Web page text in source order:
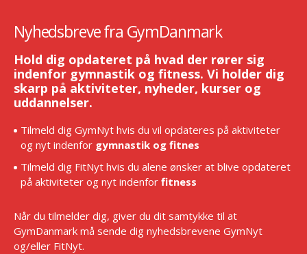
Nyhedsbreve fra GymDanmark
Hold dig opdateret på hvad der rører sig
indenfor gymnastik og fitness. Vi holder dig
skarp på aktiviteter, nyheder, kurser og
uddannelser.
Tilmeld dig GymNyt hvis du vil opdateres på aktiviteter
og nyt indenfor gymnastik og fitnes
Tilmeld dig FitNyt hvis du alene ønsker at blive opdateret
på aktiviteter og nyt indenfor fitness
Når du tilmelder dig, giver du dit samtykke til at
GymDanmark må sende dig nyhedsbrevene GymNyt
og/eller FitNyt.